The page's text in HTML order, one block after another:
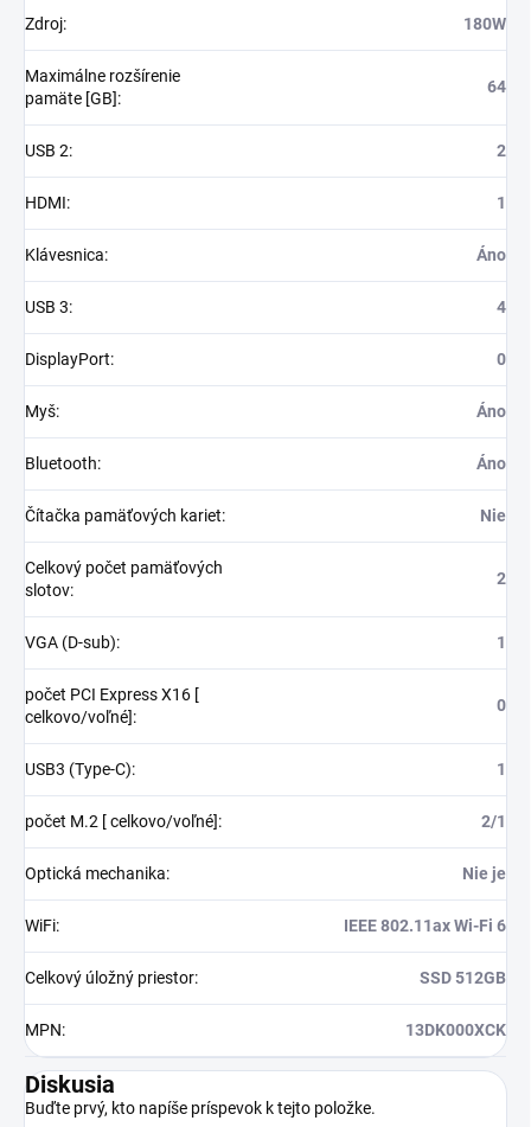
Zdroj: 180W
Maximálne rozšírenie
pamäte [GB]:
64
USB 2: 2
HDMI: 1
Klávesnica: Áno
USB 3: 4
DisplayPort: 0
Myš: Áno
Bluetooth: Áno
Čítačka pamäťových kariet: Nie
Celkový počet pamäťových
slotov:
2
VGA (D-sub): 1
počet PCI Express X16 [
celkovo/voľné]:
0
USB3 (Type-C): 1
počet M.2 [ celkovo/voľné]: 2/1
Optická mechanika: Nie je
WiFi: IEEE 802.11ax Wi-Fi 6
Celkový úložný priestor: SSD 512GB
MPN: 13DK000XCK
Diskusia
Buďte prvý, kto napíše príspevok k tejto položke.